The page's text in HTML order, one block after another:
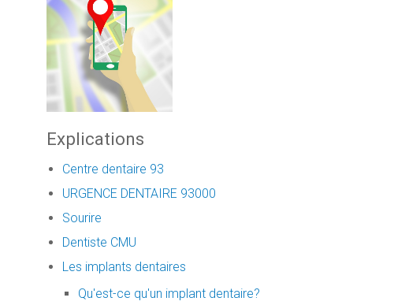
Explications
Centre dentaire 93
URGENCE DENTAIRE 93000
Sourire
Dentiste CMU
Les implants dentaires
Qu'est-ce qu'un implant dentaire?